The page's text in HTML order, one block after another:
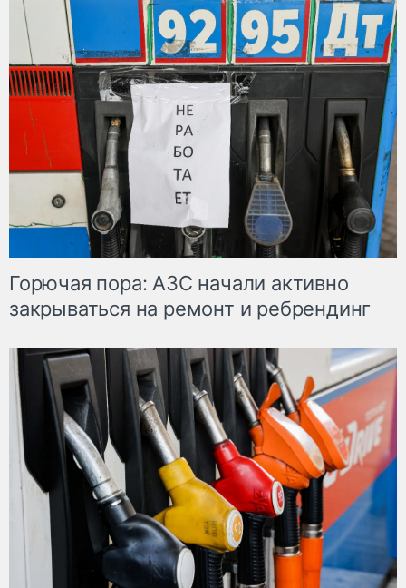
Горючая пора: АЗС начали активно
закрываться на ремонт и ребрендинг